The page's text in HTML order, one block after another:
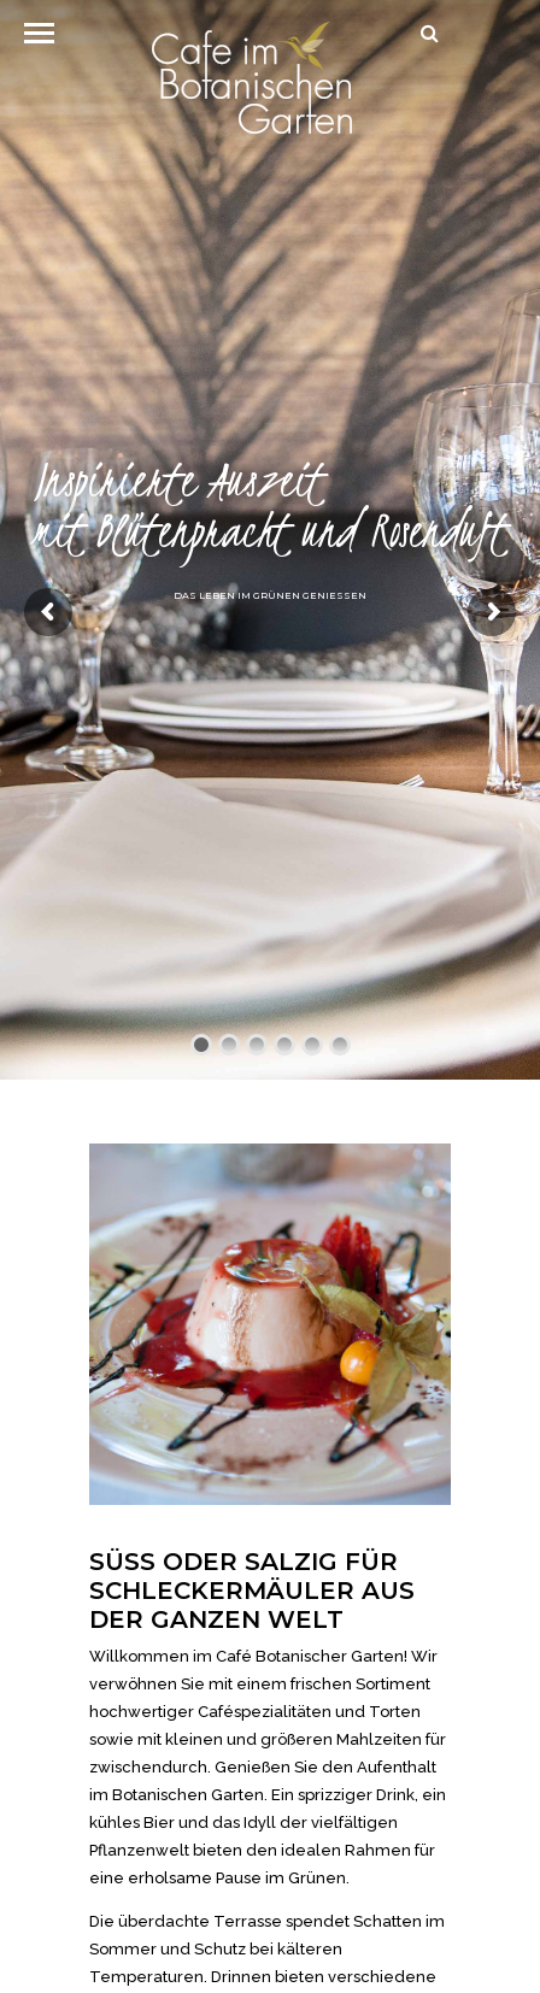
Inspirierte Auszeit
mit Blütenpracht und Rosenduft
DAS LEBEN IM GRÜNEN GENIESSEN
SÜSS ODER SALZIG FÜR
SCHLECKERMÄULER AUS
DER GANZEN WELT
Willkommen im Café Botanischer Garten! Wir
verwöhnen Sie mit einem frischen Sortiment
hochwertiger Caféspezialitäten und Torten
sowie mit kleinen und größeren Mahlzeiten für
zwischendurch. Genießen Sie den Aufenthalt
im Botanischen Garten. Ein sprizziger Drink, ein
kühles Bier und das Idyll der vielfältigen
Pflanzenwelt bieten den idealen Rahmen für
eine erholsame Pause im Grünen.
Die überdachte Terrasse spendet Schatten im
Sommer und Schutz bei kälteren
Temperaturen. Drinnen bieten verschiedene